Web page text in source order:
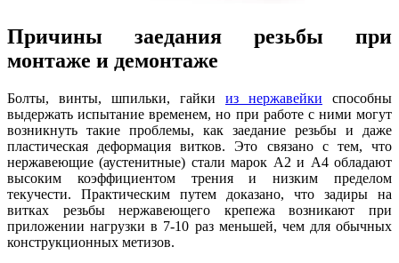
Причины заедания резьбы при
монтаже и демонтаже
Болты, винты, шпильки, гайки из нержавейки способны
выдержать испытание временем, но при работе с ними могут
возникнуть такие проблемы, как заедание резьбы и даже
пластическая деформация витков. Это связано с тем, что
нержавеющие (аустенитные) стали марок А2 и А4 обладают
высоким коэффициентом трения и низким пределом
текучести. Практическим путем доказано, что задиры на
витках резьбы нержавеющего крепежа возникают при
приложении нагрузки в 7-10 раз меньшей, чем для обычных
конструкционных метизов.